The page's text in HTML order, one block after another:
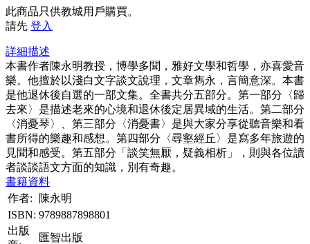
此商品只供教城用戶購買。
請先 登入
詳細描述
本書作者陳永明教授，博學多聞，雅好文學和哲學，亦喜愛音
樂。他擅於以淺白文字談文說理，文章雋永，言簡意深。本書
是他退休後自選的一部文集。全書共分五部分。第一部分〈歸
去來〉是描述老來的心境和退休後定居異域的生活。第二部分
〈消憂琴〉、第三部分〈消憂書〉是與大家分享從聽音樂和看
書所得的樂趣和感想。第四部分〈尋壑經丘〉是寫多年旅遊的
見聞和感受。第五部分「談笑無厭，疑義相析」，則與各位讀
者談談語文方面的知識，別有奇趣。
書籍資料
作者:
陳永明
ISBN: 9789887898801
出版
匯智出版